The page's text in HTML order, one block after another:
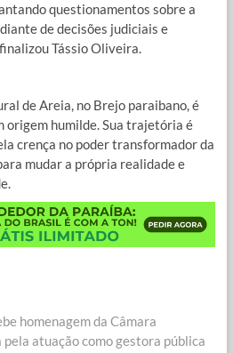
questionamentos sobre a
de decisões judiciais e
Tássio Oliveira.
de Areia, no Brejo paraibano, é
origem humilde. Sua trajetória é
crença no poder transformador da
mudar a própria realidade e
homenagem da Câmara
pela atuação como gestora pública